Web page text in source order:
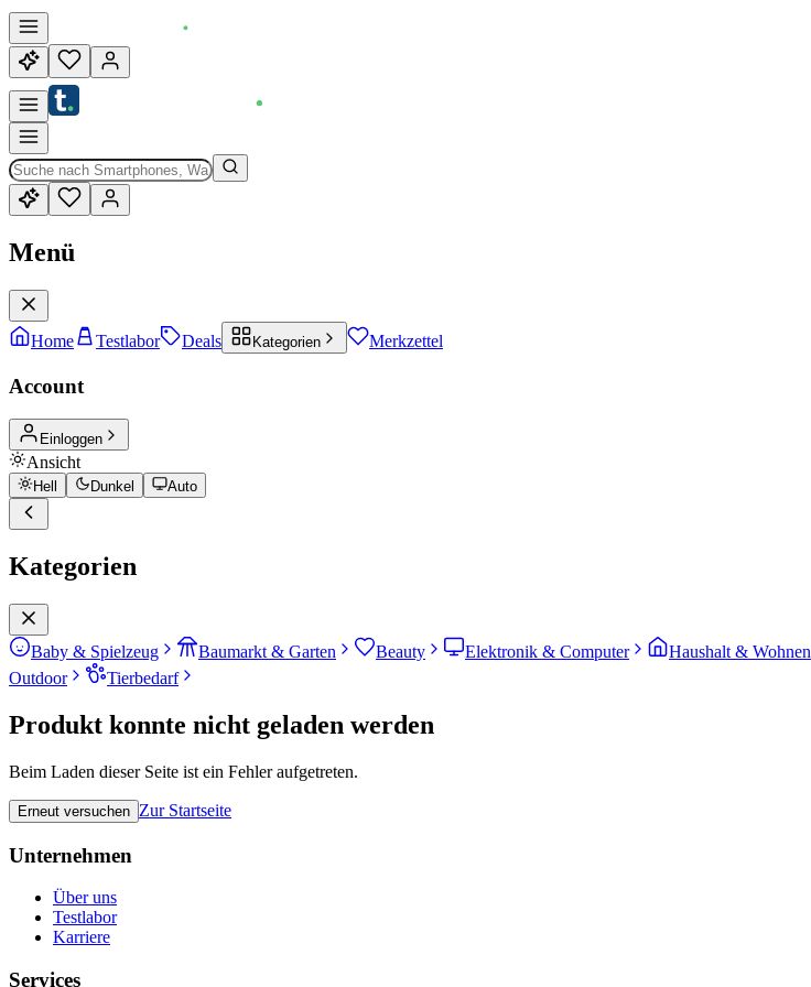
Menü
Home Testlabor Deals Kategorien Merkzettel
Account
Einloggen
Ansicht
Hell Dunkel Auto
Kategorien
Baby & Spielzeug Baumarkt & Garten Beauty Elektronik & Computer Haushalt & Wohnen
Outdoor
Tierbedarf
Produkt konnte nicht geladen werden
Beim Laden dieser Seite ist ein Fehler aufgetreten.
Erneut versuchen Zur Startseite
Unternehmen
Über uns
Testlabor
Karriere
Services